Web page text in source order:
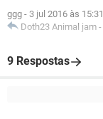
ggg - 3 jul 2016 às 15:31
Doth23 Animal jam -
9 Respostas